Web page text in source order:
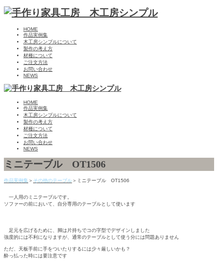
HOME
作品実例集
木工房シンプルについて
製作の考え方
材種について
ご注文方法
お問い合わせ
NEWS
HOME
作品実例集
木工房シンプルについて
製作の考え方
材種について
ご注文方法
お問い合わせ
NEWS
ミニテーブル OT1506
作品実例集＞ その他のテーブル＞ミニテーブル OT1506
一人用のミニテーブルです。
ソファーの前において、自分専用のテーブルとして使います
足元を広げるために、脚は片持ちでコの字型でデザインしました
強度的には不利になりますが、通常のテーブルとして使う分には問題ありません
ただ、天板手前に手をついたりするには少々厳しいかも？
酔っ払った時には要注意です